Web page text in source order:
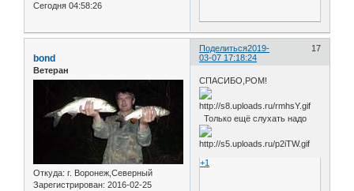
Сегодня 04:58:26
Поделиться 17
2019-
03-07 17:18:24
bond
Ветеран
Откуда: г. Воронеж,Северный
Зарегистрирован: 2016-02-25
СПАСИБО,РОМ!
Только ещё слухать надо
+1